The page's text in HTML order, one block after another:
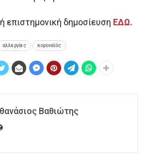
επιστημονική δημοσίευση ΕΔΩ.
αλλεργίες κοροναϊός
Βαθιώτης